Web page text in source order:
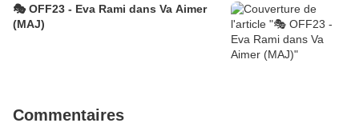
🎭 OFF23 - Eva Rami dans Va Aimer
(MAJ)
Commentaires